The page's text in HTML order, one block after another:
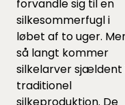
forvandle sig til en
silkesommerfugl i
løbet af to uger.
så langt kommer
silkelarver sjældent
traditionel
silkeproduktion. De